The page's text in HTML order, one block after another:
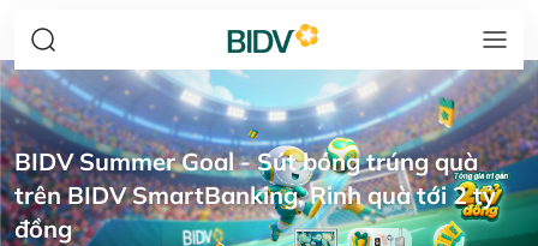
BIDV Summer Goal - Sút bóng trúng quà
trên BIDV SmartBanking, Rinh quà tới 2 tỷ
đồng